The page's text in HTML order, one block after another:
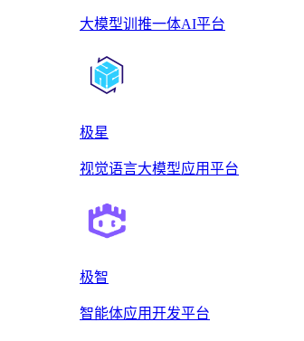
大模型训推一体AI平台
极星
视觉语言大模型应用平台
极智
智能体应用开发平台